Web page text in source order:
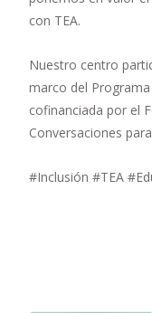
con TEA.
Nuestro centro
marco del
cofinanciada por el
Conversaciones
#Inclusión #TEA